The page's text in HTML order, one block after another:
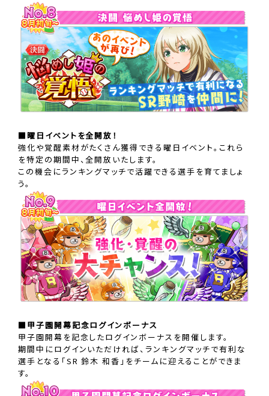
■曜日イベントを全開放！
強化や覚醒素材がたくさん獲得できる曜日イベント。これら
を特定の期間中、全開放いたします。
この機会にランキングマッチで活躍できる選手を育てましょ
う。
■甲子園開幕記念ログインボーナス
甲子園開幕を記念したログインボーナスを開催します。
期間中にログインいただければ、ランキングマッチで有利な
選手となる「SR 鈴木 和香」をチームに迎えることができま
す。